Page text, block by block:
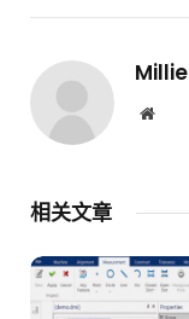
Millie
网
相关文章